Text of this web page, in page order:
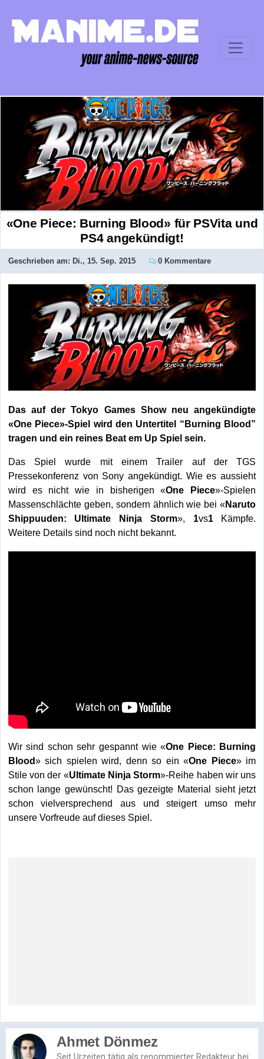
«One Piece: Burning Blood» für PSVita und
PS4 angekündigt!
Geschrieben am: Di., 15. Sep. 2015 0 Kommentare
Das auf der Tokyo Games Show neu angekündigte
«One Piece»-Spiel wird den Untertitel “Burning Blood”
tragen und ein reines Beat em Up Spiel sein.
Das Spiel wurde mit einem Trailer auf der TGS
Pressekonferenz von Sony angekündigt. Wie es aussieht
wird es nicht wie in bisherigen «One Piece»-Spielen
Massenschlächte geben, sondern ähnlich wie bei «Naruto
Shippuuden: Ultimate Ninja Storm», 1vs1Kämpfe.
Weitere Details sind noch nicht bekannt.
Wir sind schon sehr gespannt wie «One Piece: Burning
Blood» sich spielen wird, denn so ein «One Piece» im
Stile von der «Ultimate Ninja Storm»-Reihe haben wir uns
schon lange gewünscht! Das gezeigte Material sieht jetzt
schon vielversprechend aus und steigert umso mehr
unsere Vorfreude auf dieses Spiel.
Ahmet Dönmez
Seit Urzeiten tätig als renommierter Redakteur bei